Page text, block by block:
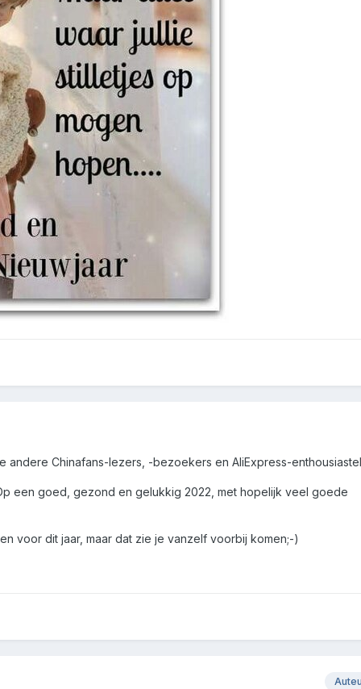
andere Chinafans-lezers, -bezoekers en AliExpress-
een goed, gezond en gelukkig 2022, met hopelijk veel goede
voor dit jaar, maar dat zie je vanzelf voorbij komen;-)